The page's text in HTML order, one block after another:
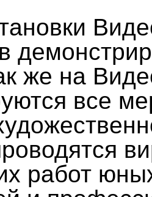
же на
все
работ